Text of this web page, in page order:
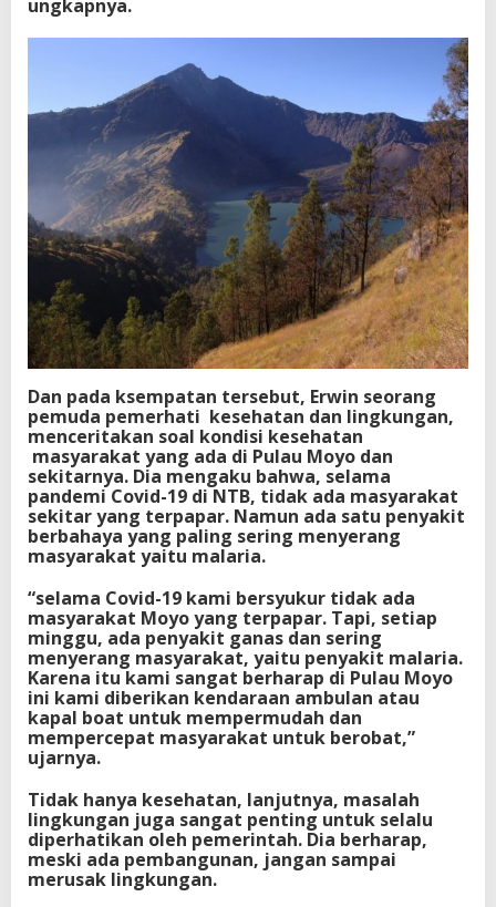
ungkapnya.
Dan pada ksempatan tersebut, Erwin seorang
pemuda pemerhati kesehatan dan lingkungan,
menceritakan soal kondisi kesehatan
masyarakat yang ada di Pulau Moyo dan
sekitarnya. Dia mengaku bahwa, selama
pandemi Covid-19 di NTB, tidak ada masyarakat
sekitar yang terpapar. Namun ada satu penyakit
berbahaya yang paling sering menyerang
masyarakat yaitu malaria.
“selama Covid-19 kami bersyukur tidak ada
masyarakat Moyo yang terpapar. Tapi, setiap
minggu, ada penyakit ganas dan sering
menyerang masyarakat, yaitu penyakit malaria.
Karena itu kami sangat berharap di Pulau Moyo
ini kami diberikan kendaraan ambulan atau
kapal boat untuk mempermudah dan
mempercepat masyarakat untuk berobat,”
ujarnya.
Tidak hanya kesehatan, lanjutnya, masalah
lingkungan juga sangat penting untuk selalu
diperhatikan oleh pemerintah. Dia berharap,
meski ada pembangunan, jangan sampai
merusak lingkungan.